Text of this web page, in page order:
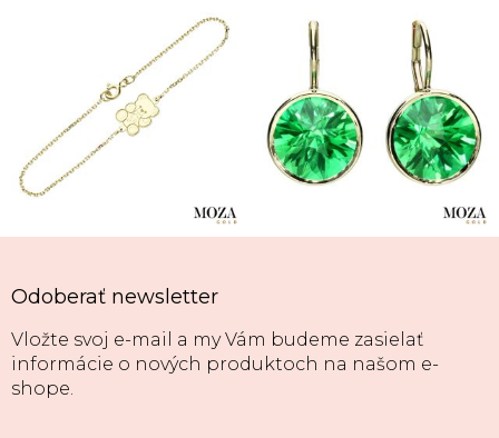
Odoberať newsletter
Vložte svoj e-mail a my Vám budeme zasielať
informácie o nových produktoch na našom e-
shope.